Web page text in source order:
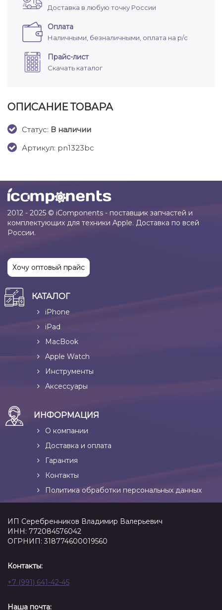
Доставка в любую точку России
Оплата
Наличными, безналичными, оплата на р/с
Прайс-лист
Скачать каталог
ОПИСАНИЕ ТОВАРА
Cтатус: В наличии
Артикул: pn1323bc
2012 - 2025 © iComponents - поставщик запчастей и
комплектующих для техники Apple. Доставка по всей
России.
Хочу оптовый прайс
КАТАЛОГ
iPhone
iPad
MacBook
Apple Watch
Инструменты
Аксессуары
ИНФОРМАЦИЯ
О компании
Доставка и оплата
Гарантия
Контакты
Политика обработки персональных данных
ИП Серебренников Владимир Валерьевич
ИНН: 772084576042
ОГРНИП: 318774600019560
Контакты:
+7 (991) 641-42-45
Наша почта: